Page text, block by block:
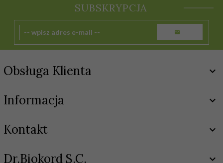
SUBSKRYPCJA
Obsługa Klienta
Informacja
Kontakt
Dr.Biokord S.C.